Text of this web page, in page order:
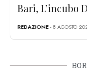
Bari, L’incubo
REDAZIONE- 8 AGOSTO